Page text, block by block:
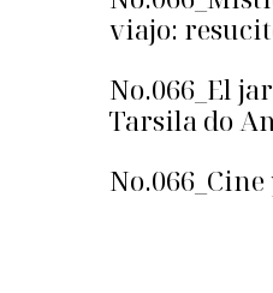
viajo:
No.066_El
Tarsila do
No.066_Cine